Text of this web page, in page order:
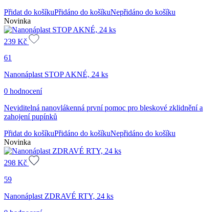
Přidat do košíkuPřidáno do košíkuNepřidáno do košíku
Novinka
239 Kč
61
Nanonáplast STOP AKNÉ, 24 ks
0 hodnocení
Neviditelná nanovlákenná první pomoc pro bleskové zklidnění a
zahojení pupínků
Přidat do košíkuPřidáno do košíkuNepřidáno do košíku
Novinka
298 Kč
59
Nanonáplast ZDRAVÉ RTY, 24 ks